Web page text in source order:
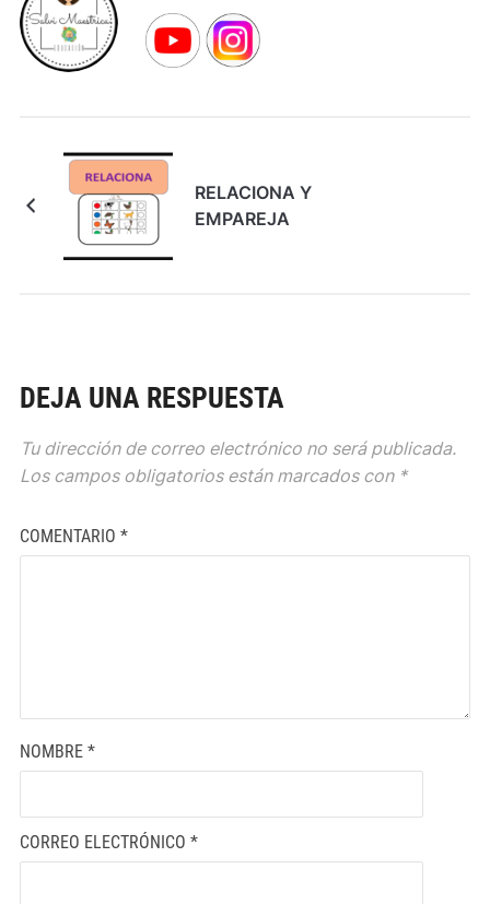
RELACIONA Y
EMPAREJA
DEJA UNA RESPUESTA
Tu dirección de correo electrónico no será publicada.
Los campos obligatorios están marcados con *
COMENTARIO *
NOMBRE *
CORREO ELECTRÓNICO *